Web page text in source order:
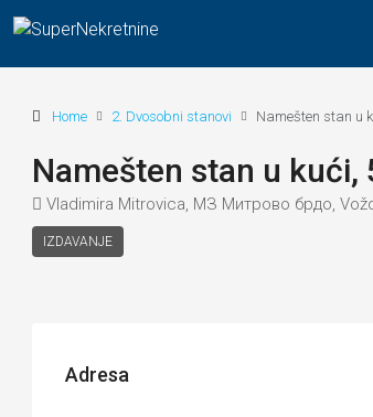
Home 2. Dvosobni stanovi Namešten stan u
Namešten stan u kući,
Vladimira Mitrovica, МЗ Митрово брдо,
IZDAVANJE
Adresa